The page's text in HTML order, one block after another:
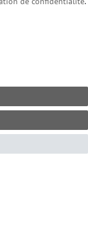
appelez-
du lundi au